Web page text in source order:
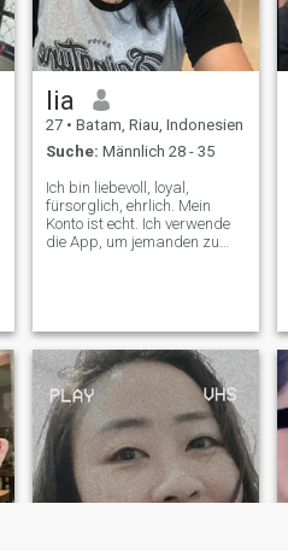
lia
27 • Batam, Riau, Indonesien
Suche: Männlich 28 - 35
Ich bin liebevoll, loyal,
fürsorglich, ehrlich. Mein
Konto ist echt. Ich verwende
die App, um jemanden zu
hier ist mein Telegramm
@natsrg12 und frag mich,
ob du was wissen willst.